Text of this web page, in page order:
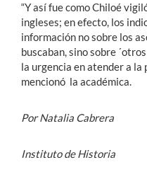
“Y así fue como Chiloé
ingleses; en efecto, los
información no sobre los
buscaban, sino sobre
la urgencia en atender a la
mencionó la académica.
Por Natalia Cabrera
Instituto de Historia